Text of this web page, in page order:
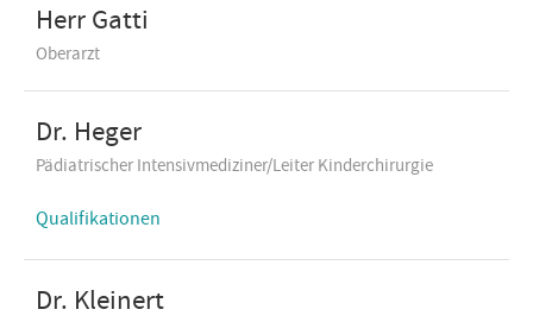
Herr Gatti
Oberarzt
Dr. Heger
Pädiatrischer Intensivmediziner/Leiter Kinderchirurgie
Qualifikationen
Dr. Kleinert